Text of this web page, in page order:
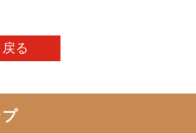
戻る